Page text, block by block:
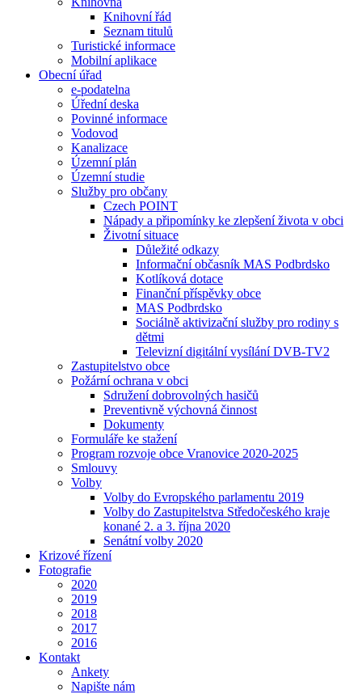
Knihovní řád
Seznam titulů
Turistické informace
Mobilní aplikace
Obecní úřad
e-podatelna
Úřední deska
Povinné informace
Vodovod
Kanalizace
Územní plán
Územní studie
Služby pro občany
Czech POINT
Nápady a připomínky ke zlepšení života v obci
Životní situace
Důležité odkazy
Informační občasník MAS Podbrdsko
Kotlíková dotace
Finanční příspěvky obce
MAS Podbrdsko
Sociálně aktivizační služby pro rodiny s
dětmi
Televizní digitální vysílání DVB-TV2
Zastupitelstvo obce
Požární ochrana v obci
Sdružení dobrovolných hasičů
Preventivně výchovná činnost
Dokumenty
Formuláře ke stažení
Program rozvoje obce Vranovice 2020-2025
Smlouvy
Volby
Volby do Evropského parlamentu 2019
Volby do Zastupitelstva Středočeského kraje
konané 2. a 3. října 2020
Senátní volby 2020
Krizové řízení
Fotografie
2020
2019
2018
2017
2016
Kontakt
Ankety
Napište nám